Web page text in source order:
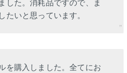
たいと思っています。
を購入しました。全てにお